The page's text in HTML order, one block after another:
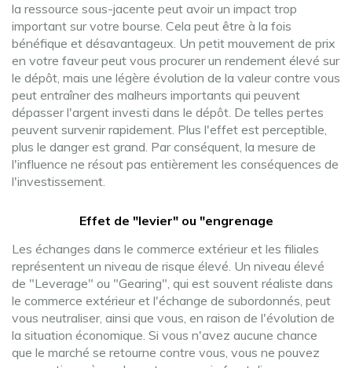
la ressource sous-jacente peut avoir un impact trop
important sur votre bourse. Cela peut être à la fois
bénéfique et désavantageux. Un petit mouvement de prix
en votre faveur peut vous procurer un rendement élevé sur
le dépôt, mais une légère évolution de la valeur contre vous
peut entraîner des malheurs importants qui peuvent
dépasser l'argent investi dans le dépôt. De telles pertes
peuvent survenir rapidement. Plus l'effet est perceptible,
plus le danger est grand. Par conséquent, la mesure de
l'influence ne résout pas entièrement les conséquences de
l'investissement.
Effet de "levier" ou "engrenage
Les échanges dans le commerce extérieur et les filiales
représentent un niveau de risque élevé. Un niveau élevé
de "Leverage" ou "Gearing", qui est souvent réaliste dans
le commerce extérieur et l'échange de subordonnés, peut
vous neutraliser, ainsi que vous, en raison de l'évolution de
la situation économique. Si vous n'avez aucune chance
que le marché se retourne contre vous, vous ne pouvez